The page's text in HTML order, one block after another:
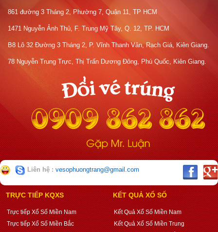
861 đường 3 Tháng 2, Phường 7, Quận 11, TP HCM
1471 Nguyễn Ảnh Thủ, F. Trung Mỹ Tây, Q. 12, TP. HCM
B8 Lô 32 Đường 3 Tháng 2, P. Vĩnh Thanh Vân, Rạch Giá, Kiên Giang.
78 Nguyễn Trung Trực, Thị Trấn Dương Đông, Phú Quốc, Kiên Giang.
Liên hệ : vesophuongtrang@gmail.com
TRỰC TIẾP KQXS
Trực tiếp Xổ Số Miền Nam
Trực tiếp Xổ Số Miền Bắc
KẾT QUẢ XỔ SỐ
Kết Quả Xổ Số Miền Nam
Kết Quả Xổ Số Miền Trung